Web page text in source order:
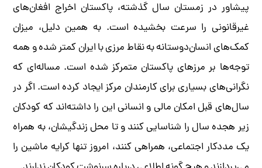
پیشاور در زمستان سال گذشته، پاکستان اخراج افغان‌های
غیرقانونی را سرعت بخشیده است. به همین دلیل، میزان
کمک‌های انسان‌دوستانه به نقاط مرزی با ایران کمتر شده و همه
توجه‌ها بر مرزهای پاکستان متمرکز شده است. مساله‌ای که
نگرانی‌های بسیاری برای کارمندان مرکز ایجاد کرده است. اگر در
سال‌های قبل امکان مالی و انسانی این را داشته‌اند که کودکان
زیر هجده سال را شناسایی کنند و تا محل زندگیشان، به همراه
یک مددکار اجتماعی، همراهی کنند، امروز تنها کرایه ماشین را